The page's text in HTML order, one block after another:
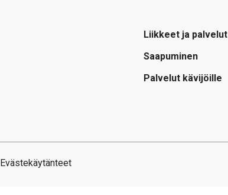
Liikkeet ja palvelut
Saapuminen
Palvelut kävijöille
Evästekäytänteet